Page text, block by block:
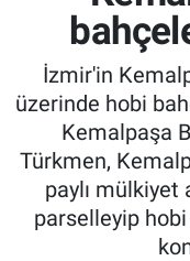
İzmir'in
üzerinde hobi
Kemalpaşa
Türkmen,
paylı mülkiyet
parselleyip
İzmir Trafik
Süper Lig
Tüm Manşetler
Son Dakika